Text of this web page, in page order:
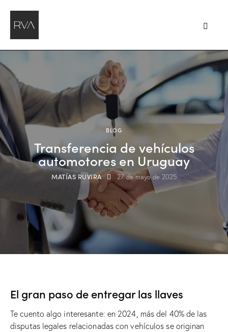
BLOG
Transferencia de vehículos
automotores en Uruguay
MATÍAS RUVIRA 27 de mayo de 2025
El gran paso de entregar las llaves
Te cuento algo interesante: en 2024, más del 40% de las
disputas legales relacionadas con vehículos se originan